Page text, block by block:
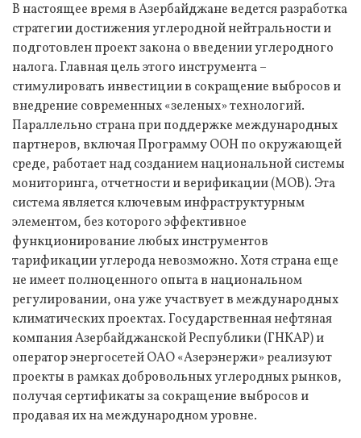
В настоящее время в Азербайджане ведется разработка
стратегии достижения углеродной нейтральности и
подготовлен проект закона о введении углеродного
налога. Главная цель этого инструмента –
стимулировать инвестиции в сокращение выбросов и
внедрение современных «зеленых» технологий.
Параллельно страна при поддержке международных
партнеров, включая Программу ООН по окружающей
среде, работает над созданием национальной системы
мониторинга, отчетности и верификации (МОВ). Эта
система является ключевым инфраструктурным
элементом, без которого эффективное
функционирование любых инструментов
тарификации углерода невозможно. Хотя страна еще
не имеет полноценного опыта в национальном
регулировании, она уже участвует в международных
климатических проектах. Государственная нефтяная
компания Азербайджанской Республики (ГНКАР) и
оператор энергосетей ОАО «Азерэнержи» реализуют
проекты в рамках добровольных углеродных рынков,
получая сертификаты за сокращение выбросов и
продавая их на международном уровне.